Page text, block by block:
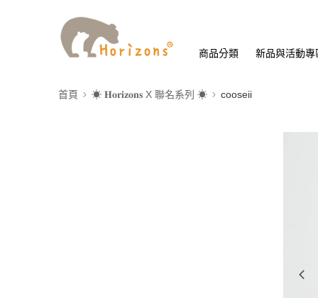
商品分類 新品與活動專
首頁 ☀︎ 𝐇𝐨𝐫𝐢𝐳𝐨𝐧𝐬 X 聯名系列 ☀︎ cooseii